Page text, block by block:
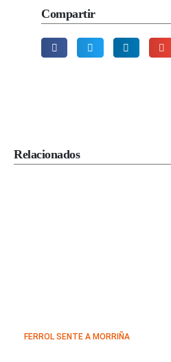
Compartir
Relacionados
FERROL SENTE A MORRIÑA